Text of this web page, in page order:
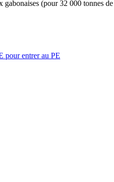
(pour 32 000 tonnes
pour entrer au PE